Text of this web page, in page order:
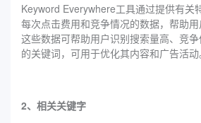
Keyword Everywhere工具通过提供有关
每次点击费用和竞争情况的数据，帮助用
这些数据可帮助用户识别搜索量高、竞
的关键词，可用于优化其内容和广告活动
2、相关关键字